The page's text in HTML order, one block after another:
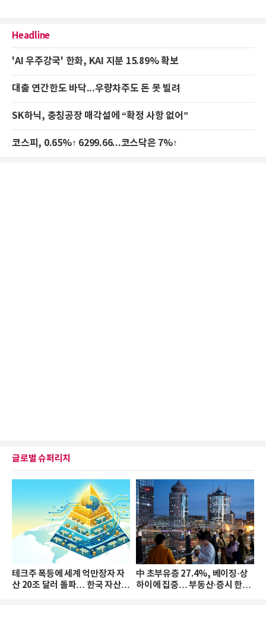
Headline
'AI 우주강국' 한화, KAI 지분 15.89% 확보
대출 연간한도 바닥...우량차주도 돈 못 빌려
SK하닉, 충칭공장 매각설에 “확정 사항 없어”
코스피, 0.65%↑ 6299.66...코스닥은 7%↑
글로벌 슈퍼리치
테크주 폭등에 세계 억만장자 자
산 20조 달러 돌파… 한국 자산
中 초부유층 27.4%, 베이징·상
하이에 집중… 부동산·증시 한파